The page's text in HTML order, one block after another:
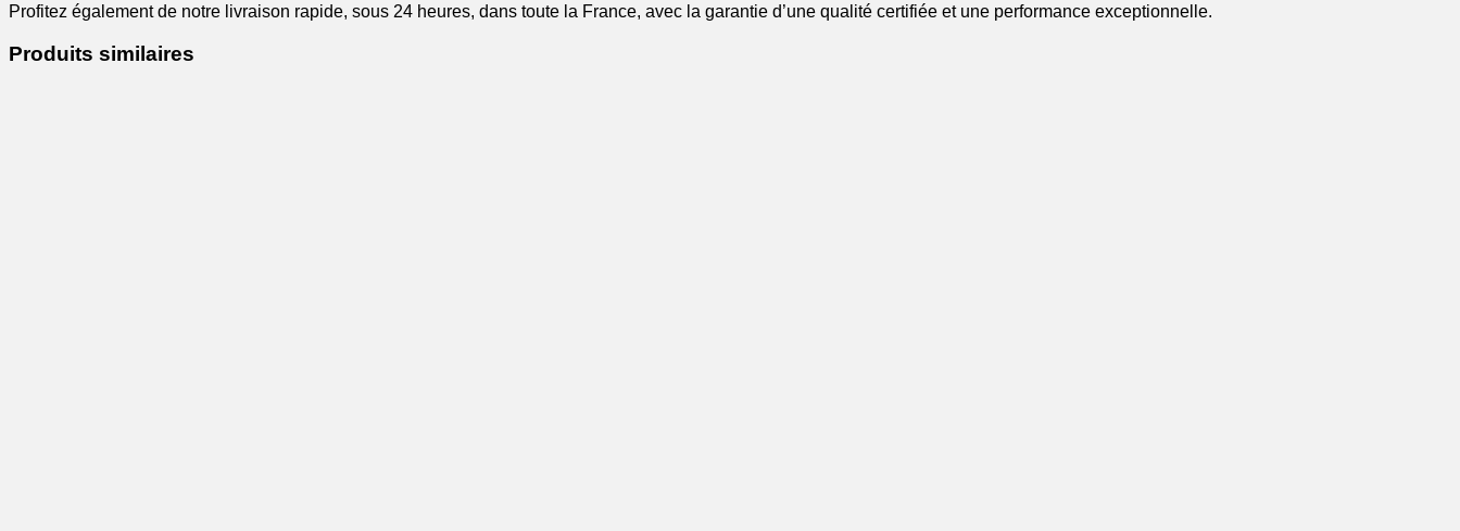
Profitez également de notre livraison rapide, sous 24 heures, dans toute la France, avec la garantie d’une qualité certifiée et une performance exceptionnelle.
Produits similaires